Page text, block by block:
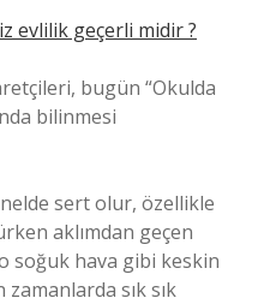
evlilik geçerli midir ?
bugün “Okulda
bilinmesi
sert olur, özellikle
aklımdan geçen
soğuk hava gibi keskin
sık sık